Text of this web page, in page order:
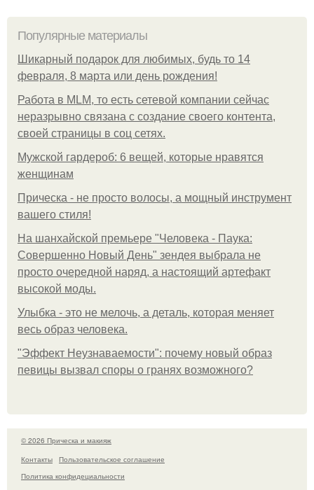
Популярные материалы
Шикарный подарок для любимых, будь то 14
февраля, 8 марта или день рождения!
Работа в MLM, то есть сетевой компании сейчас
неразрывно связана с создание своего контента,
своей страницы в соц сетях.
Мужской гардероб: 6 вещей, которые нравятся
женщинам
Прическа - не просто волосы, а мощный инструмент
вашего стиля!
На шанхайской премьере "Человека - Паука:
Совершенно Новый День" зендея выбрала не
просто очередной наряд, а настоящий артефакт
высокой моды.
Улыбка - это не мелочь, а деталь, которая меняет
весь образ человека.
"Эффект Неузнаваемости": почему новый образ
певицы вызвал споры о гранях возможного?
© 2026 Прическа и макияж
Контакты
Пользовательское соглашение
Политика конфидециальности